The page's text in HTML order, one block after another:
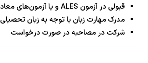
قبولی در آزمون ALES و یا آزمون‌های معادل بین‌المللی
مدرک مهارت زبان با توجه به زبان تحصیلی
شرکت در مصاحبه در صورت درخواست